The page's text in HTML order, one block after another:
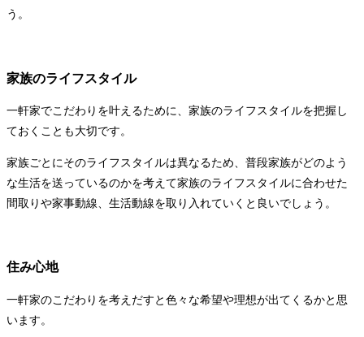
う。
家族のライフスタイル
一軒家でこだわりを叶えるために、家族のライフスタイルを把握し
ておくことも大切です。
家族ごとにそのライフスタイルは異なるため、普段家族がどのよう
な生活を送っているのかを考えて家族のライフスタイルに合わせた
間取りや家事動線、生活動線を取り入れていくと良いでしょう。
住み心地
一軒家のこだわりを考えだすと色々な希望や理想が出てくるかと思
います。